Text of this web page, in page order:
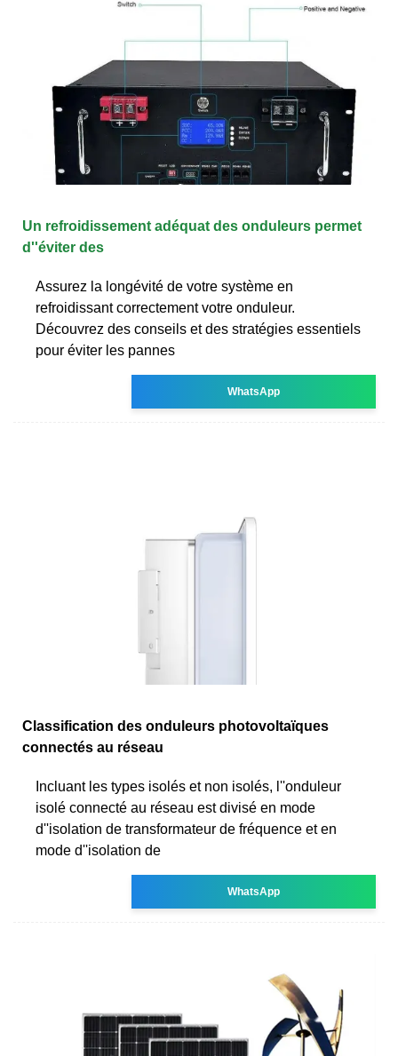
Un refroidissement adéquat des onduleurs permet
d''éviter des
Assurez la longévité de votre système en
refroidissant correctement votre onduleur.
Découvrez des conseils et des stratégies essentiels
pour éviter les pannes
WhatsApp
Classification des onduleurs photovoltaïques
connectés au réseau
Incluant les types isolés et non isolés, l''onduleur
isolé connecté au réseau est divisé en mode
d''isolation de transformateur de fréquence et en
mode d''isolation de
WhatsApp